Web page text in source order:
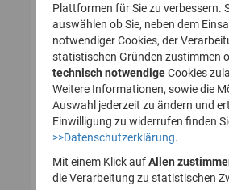
So legen Sie Ihr
das
(Registrierung):
1.
Plattformen für Sie zu verbessern.
auswählen ob Sie, neben dem
notwendiger Cookies, der
statistischen Gründen zustimmen
technisch notwendigeCookies
Weitere Informationen, sowie die
Auswahl jederzeit zu ändern und
Einwilligung zu widerrufen finden
>>Datenschutzerklärung
Mit einem Klick auf Allen
die Verarbeitung zu statistischen